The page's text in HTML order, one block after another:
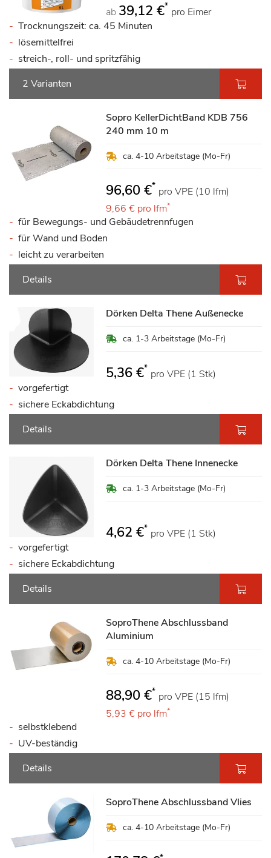
ab 39,12 €* pro Eimer
Trocknungszeit: ca. 45 Minuten
lösemittelfrei
streich-, roll- und spritzfähig
2 Varianten
Sopro KellerDichtBand KDB 756
240 mm 10 m
ca. 4-10 Arbeitstage (Mo-Fr)
96,60 €* pro VPE (10 lfm)
9,66 € pro lfm*
für Bewegungs- und Gebäudetrennfugen
für Wand und Boden
leicht zu verarbeiten
Details
Dörken Delta Thene Außenecke
ca. 1-3 Arbeitstage (Mo-Fr)
5,36 €* pro VPE (1 Stk)
vorgefertigt
sichere Eckabdichtung
Details
Dörken Delta Thene Innenecke
ca. 1-3 Arbeitstage (Mo-Fr)
4,62 €* pro VPE (1 Stk)
vorgefertigt
sichere Eckabdichtung
Details
SoproThene Abschlussband
Aluminium
ca. 4-10 Arbeitstage (Mo-Fr)
88,90 €* pro VPE (15 lfm)
5,93 € pro lfm*
selbstklebend
UV-beständig
Details
SoproThene Abschlussband Vlies
ca. 4-10 Arbeitstage (Mo-Fr)